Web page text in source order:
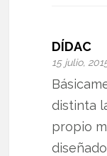
DÍDAC
15 julio,
distinta
propio